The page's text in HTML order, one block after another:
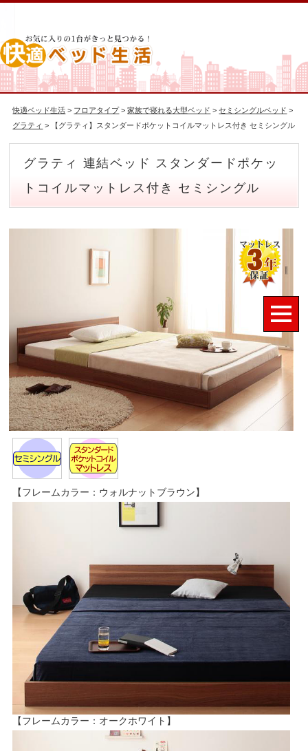
快適ベッド生活 > フロアタイプ >家族で寝れる大型ベッド >セミシングルベッド >
グラティ > 【グラティ】スタンダードポケットコイルマットレス付き セミシングル
グラティ 連結ベッド スタンダードポケッ
トコイルマットレス付き セミシングル
【フレームカラー：ウォルナットブラウン】
【フレームカラー：オークホワイト】